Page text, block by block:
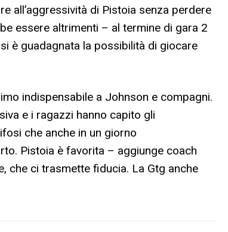
all’aggressività di Pistoia senza perdere
essere altrimenti – al termine di gara 2
è guadagnata la possibilità di giocare
indispensabile a Johnson e compagni.
e i ragazzi hanno capito gli
che anche in un giorno
Pistoia è favorita – aggiunge coach
che ci trasmette fiducia. La Gtg anche